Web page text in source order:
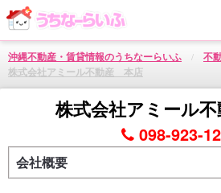
沖縄不動産・賃貸情報のうちなーらいふ
不
株式会社アミール不動産 本店
株式会社アミール
098-923-
会社概要